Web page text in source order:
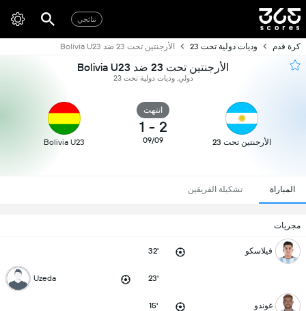
نتائجي
كرة قدم وديات دولية تحت 23 الأرجنتين تحت 23 ضد Bolivia U23
الأرجنتين تحت 23 ضد Bolivia U23
دولي, وديات دولية تحت 23
الأرجنتين تحت 23
انتهت
2
-
1
09/09
Bolivia U23
المباراة تشكيلة الفريقين
مجريات
فيلاسكو 32'
23'
Uzeda
غوندو 15'